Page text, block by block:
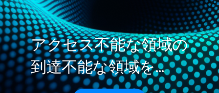
アクセス不能な領域の
到達不能な領域を…